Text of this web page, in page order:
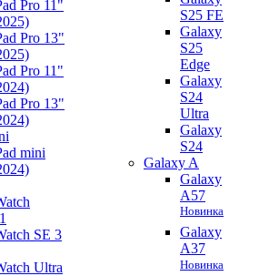
Pro 11"
Pro 13"
Pro 11"
Pro 13"
mini
SE 3
Ultra
S25 FE
Galaxy
S25
Edge
Galaxy
S24
Ultra
Galaxy
S24
Galaxy A
Galaxy
A57
Новинка
Galaxy
A37
Новинка